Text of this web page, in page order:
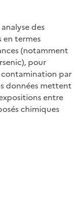
des
en termes
(notamment
pour
contamination par
données mettent
entre
chimiques